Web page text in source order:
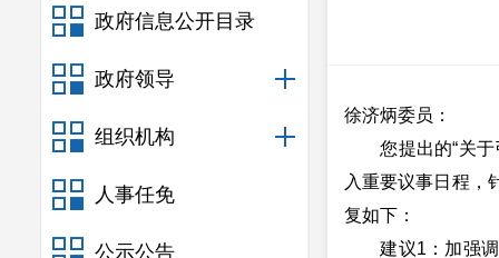
政府信息公开目录
政府领导
组织机构
人事任免
公示公告
徐济炳委员：
您提出的“关于
入重要议事日程，
复如下：
建议1：加强调